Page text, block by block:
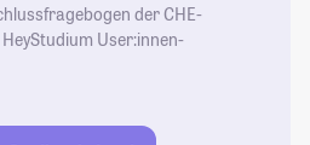
der CHE-
User:innen-